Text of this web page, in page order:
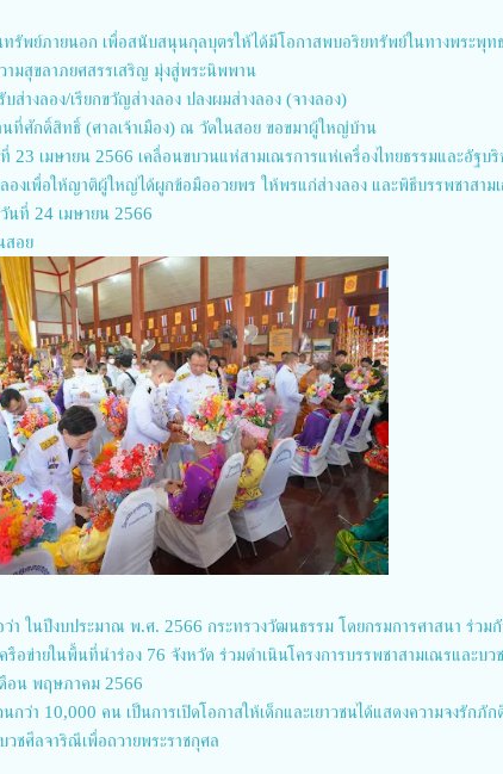
ทรัพย์ภายนอก เพื่อสนับสนุนกุลบุตรให้ได้มีโอกาสพบอริยทรัพย์ในทางพระพุท
ามสุขลาภยศสรรเสริญ มุ่งสู่พระนิพพาน
างลอง/เรียกขวัญส่างลอง ปลงผมส่างลอง (จางลอง)
ที่ศักดิ์สิทธิ์ (ศาลเจ้าเมือง) ณ วัดในสอย ขอขมาผู้ใหญ่บ้าน
เมษายน 2566 เคลื่อนขบวนแห่สามเณรการแห่เครื่องไทยธรรมและอัฐบริ
งเพื่อให้ญาติผู้ใหญ่ได้ผูกข้อมืออวยพร ให้พรแก่ส่างลอง และพิธีบรรพชาสาม
นที่ 24 เมษายน 2566
สอย
า ในปีงบประมาณ พ.ศ. 2566 กระทรวงวัฒนธรรม โดยกรมการศาสนา ร่วม
อข่ายในพื้นที่นำร่อง 76 จังหวัด ร่วมดำเนินโครงการบรรพชาสามเณรและบว
อน พฤษภาคม 2566
นกว่า 10,000 คน เป็นการเปิดโอกาสให้เด็กและเยาวชนได้แสดงความจงรักภัก
ชศีลจาริณีเพื่อถวายพระราชกุศล